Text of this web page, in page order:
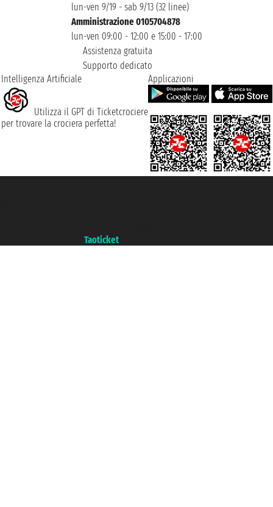
lun-ven 9/19 - sab 9/13 (32 linee)
Amministrazione 0105704878
lun-ven 09:00 - 12:00 e 15:00 - 17:00
Assistenza gratuita
Supporto dedicato
Intelligenza Artificiale
Utilizza il GPT di Ticketcrociere
per trovare la crociera perfetta!
Applicazioni
Taoticket